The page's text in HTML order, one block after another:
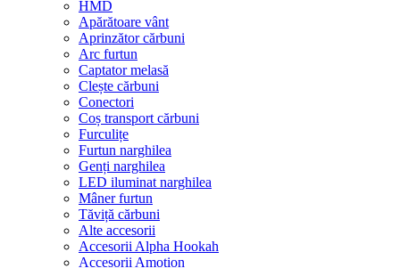
HMD
Apărătoare vânt
Aprinzător cărbuni
Arc furtun
Captator melasă
Clește cărbuni
Conectori
Coș transport cărbuni
Furculițe
Furtun narghilea
Genți narghilea
LED iluminat narghilea
Mâner furtun
Tăviță cărbuni
Alte accesorii
Accesorii Alpha Hookah
Accesorii Amotion